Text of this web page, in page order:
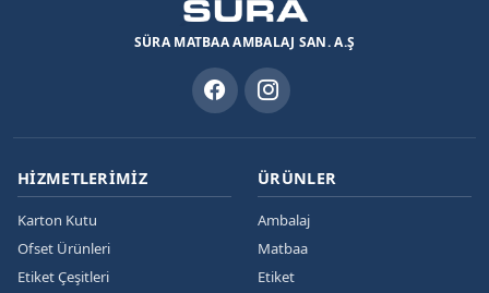
SÜRA MATBAA AMBALAJ SAN. A.Ş
HIZMETLERIMIZ
Karton Kutu
Ofset Ürünleri
Etiket Çeşitleri
ÜRÜNLER
Ambalaj
Matbaa
Etiket